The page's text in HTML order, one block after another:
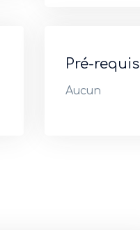
Pré-requis
Aucun